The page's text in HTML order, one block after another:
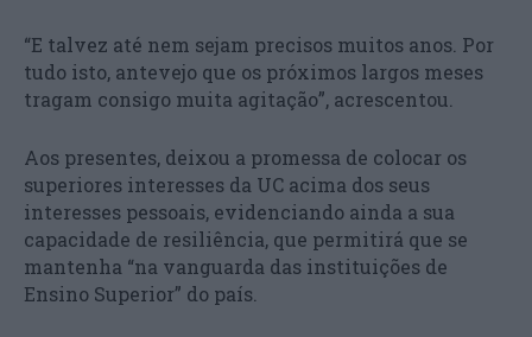
“E talvez até nem sejam precisos muitos anos. Por
tudo isto, antevejo que os próximos largos meses
tragam consigo muita agitação”, acrescentou.
Aos presentes, deixou a promessa de colocar os
superiores interesses da UC acima dos seus
interesses pessoais, evidenciando ainda a sua
capacidade de resiliência, que permitirá que se
mantenha “na vanguarda das instituições de
Ensino Superior” do país.